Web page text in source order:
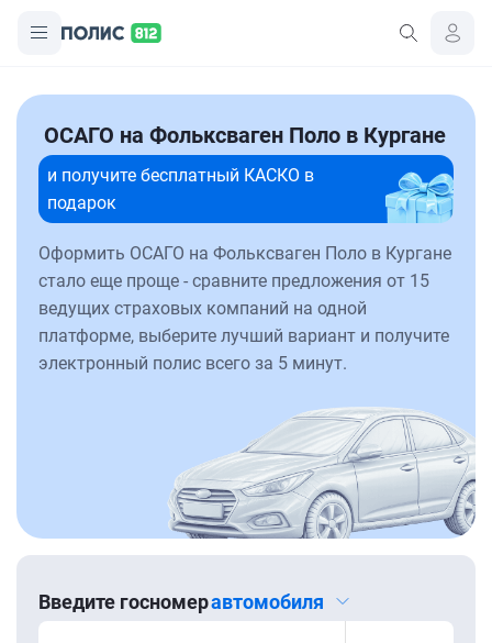
ОСАГО на Фольксваген Поло в Кургане
и получите бесплатный КАСКО в
подарок
Оформить ОСАГО на Фольксваген Поло в Кургане
стало еще проще - сравните предложения от 15
ведущих страховых компаний на одной
платформе, выберите лучший вариант и получите
электронный полис всего за 5 минут.
Введите госномеравтомобиля